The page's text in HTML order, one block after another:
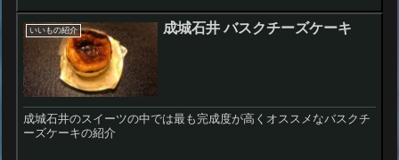
いいもの紹介 成城石井 バスクチーズケーキ
成城石井のスイーツの中では最も完成度が高くオススメなバスクチ
ーズケーキの紹介